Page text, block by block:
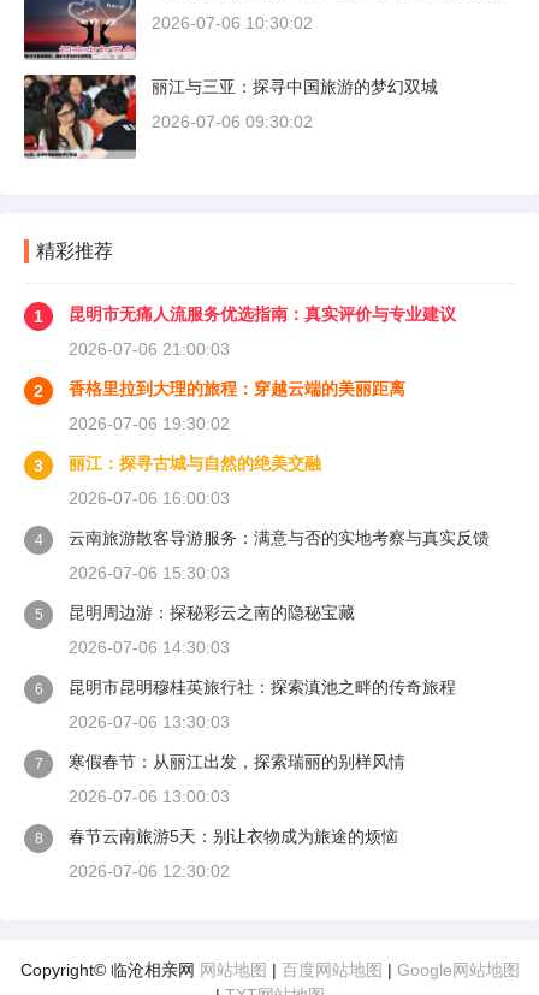
2026-07-06 10:30:02
丽江与三亚：探寻中国旅游的梦幻双城
2026-07-06 09:30:02
精彩推荐
1
昆明市无痛人流服务优选指南：真实评价与专业建议
2026-07-06 21:00:03
2
香格里拉到大理的旅程：穿越云端的美丽距离
2026-07-06 19:30:02
3
丽江：探寻古城与自然的绝美交融
2026-07-06 16:00:03
4
云南旅游散客导游服务：满意与否的实地考察与真实反馈
2026-07-06 15:30:03
5
昆明周边游：探秘彩云之南的隐秘宝藏
2026-07-06 14:30:03
6
昆明市昆明穆桂英旅行社：探索滇池之畔的传奇旅程
2026-07-06 13:30:03
7
寒假春节：从丽江出发，探索瑞丽的别样风情
2026-07-06 13:00:03
8
春节云南旅游5天：别让衣物成为旅途的烦恼
2026-07-06 12:30:02
Copyright© 临沧相亲网 网站地图 | 百度网站地图 | Google网站地图